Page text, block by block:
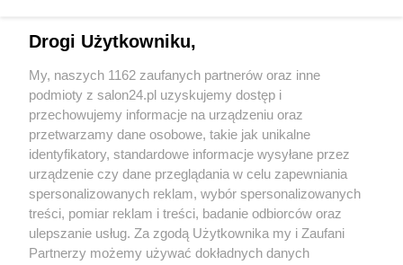
Sport
Społeczeństwo
Kultura
X Facebook Instagram Youtube
Drogi Użytkowniku,
My, naszych 1162 zaufanych partnerów oraz inne
podmioty z salon24.pl uzyskujemy dostęp i
przechowujemy informacje na urządzeniu oraz
przetwarzamy dane osobowe, takie jak unikalne
identyfikatory, standardowe informacje wysyłane przez
urządzenie czy dane przeglądania w celu zapewniania
spersonalizowanych reklam, wybór spersonalizowanych
treści, pomiar reklam i treści, badanie odbiorców oraz
ulepszanie usług. Za zgodą Użytkownika my i Zaufani
Partnerzy możemy używać dokładnych danych